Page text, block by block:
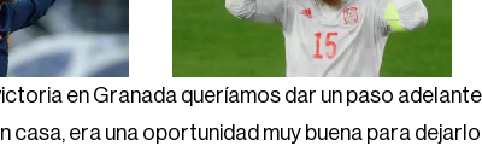
en Granada queríamos dar un paso
casa, era una oportunidad muy buena para